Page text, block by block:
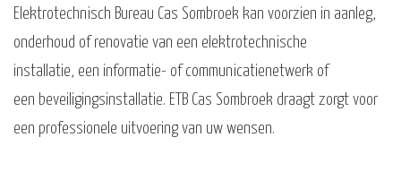
Elektrotechnisch Bureau Cas Sombroek kan voorzien in aanleg,
onderhoud of renovatie van een elektrotechnische
installatie, een informatie- of communicatienetwerk of
een beveiligingsinstallatie. ETB Cas Sombroek draagt zorgt voor
een professionele uitvoering van uw wensen.